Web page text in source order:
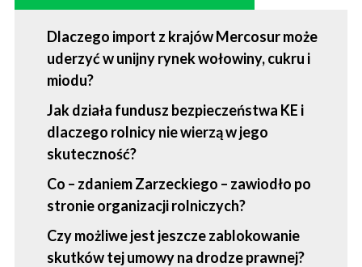
Dlaczego import z krajów Mercosur może
uderzyć w unijny rynek wołowiny, cukru i
miodu?
Jak działa fundusz bezpieczeństwa KE i
dlaczego rolnicy nie wierzą w jego
skuteczność?
Co – zdaniem Zarzeckiego – zawiodło po
stronie organizacji rolniczych?
Czy możliwe jest jeszcze zablokowanie
skutków tej umowy na drodze prawnej?